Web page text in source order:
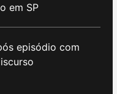
em SP
episódio com